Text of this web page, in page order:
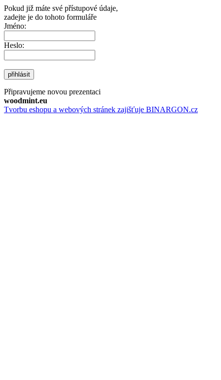
Pokud již máte své přístupové údaje,
zadejte je do tohoto formuláře
Jméno:
Heslo:
přihlásit
Připravujeme novou prezentaci
woodmint.eu
Tvorbu eshopu a webových stránek zajišťuje BINARGON.cz